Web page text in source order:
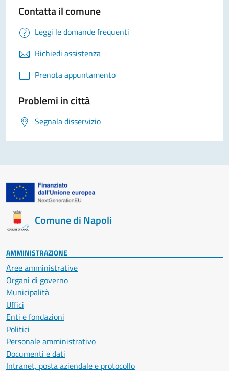
Contatta il comune
Leggi le domande frequenti
Richiedi assistenza
Prenota appuntamento
Problemi in città
Segnala disservizio
Comune di Napoli
AMMINISTRAZIONE
Aree amministrative
Organi di governo
Municipalità
Uffici
Enti e fondazioni
Politici
Personale amministrativo
Documenti e dati
Intranet, posta aziendale e protocollo